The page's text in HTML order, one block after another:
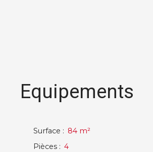
Equipements
Surface : 84 m²
Pièces : 4